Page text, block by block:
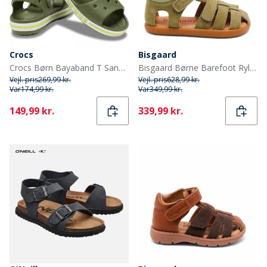
Crocs
Crocs Børn Bayaband T Sandaler Army Green
Vejl. pris269,99 kr.
Var174,99 kr.
Current
149,99 kr.
Bisgaard
Bisgaard Børne Barefoot Ryle Sandaler Sage
Vejl. pris628,99 kr.
Var349,99 kr.
Current
339,99 kr.